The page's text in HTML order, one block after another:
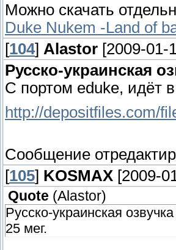
Можно скачать
Duke Nukem -Land of
[104] Alastor [2009-01-
Русско-украинская
С портом eduke, идёт
http://depositfiles.com/
Сообщение
[105] KOSMAX [2009-
Quote (Alastor)
Русско-украинская
25 мег.